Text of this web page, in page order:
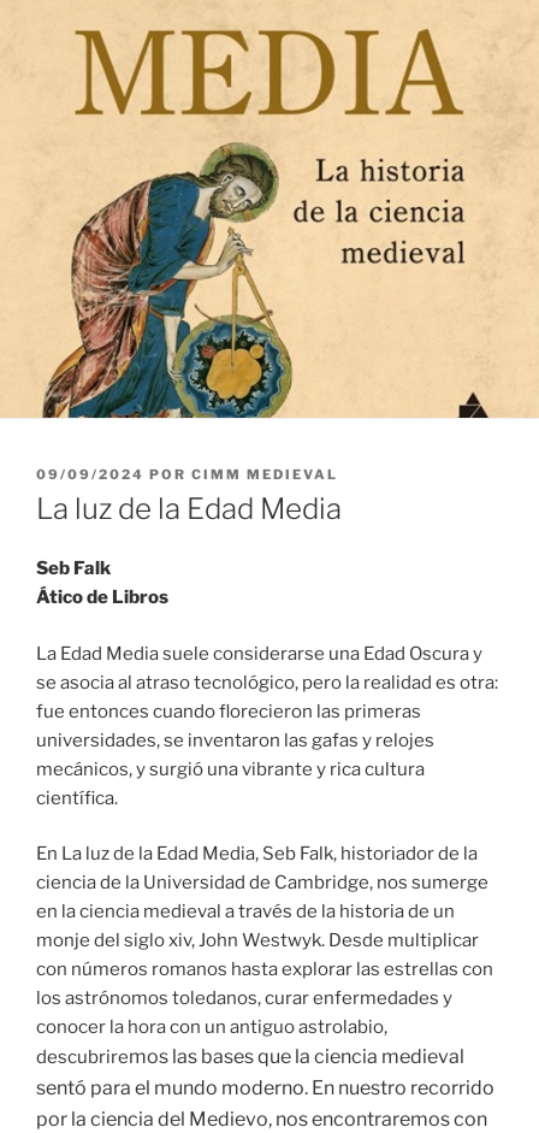
PUBLICADO
EL
09/09/2024 POR CIMM MEDIEVAL
La luz de la Edad Media
Seb Falk
Ático de Libros
La Edad Media suele considerarse una Edad Oscura y
se asocia al atraso tecnológico, pero la realidad es otra:
fue entonces cuando florecieron las primeras
universidades, se inventaron las gafas y relojes
mecánicos, y surgió una vibrante y rica cultura
científica.
En La luz de la Edad Media, Seb Falk, historiador de la
ciencia de la Universidad de Cambridge, nos sumerge
en la ciencia medieval a través de la historia de un
monje del siglo xiv, John Westwyk. Desde multiplicar
con números romanos hasta explorar las estrellas con
los astrónomos toledanos, curar enfermedades y
conocer la hora con un antiguo astrolabio,
descubriremos las bases que la ciencia medieval
sentó para el mundo moderno. En nuestro recorrido
por la ciencia del Medievo, nos encontraremos con